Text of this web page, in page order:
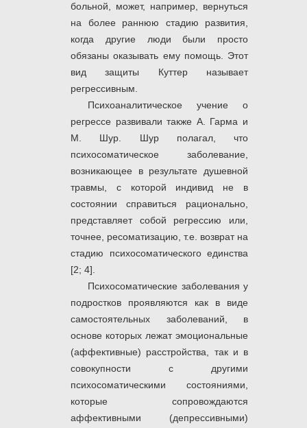
больной, может, например, вернуться
на более раннюю стадию развития,
когда другие люди были просто
обязаны оказывать ему помощь. Этот
вид защиты Куттер называет
регрессивным.
Психоаналитическое учение о
регрессе развивали также А. Гарма и
М. Шур. Шур полагал, что
психосоматическое заболевание,
возникающее в результате душевной
травмы, с которой индивид не в
состоянии справиться рационально,
представляет собой регрессию или,
точнее, ресоматизацию, т.е. возврат на
стадию психосоматического единства
[2; 4].
Психосоматические заболевания у
подростков проявляются как в виде
самостоятельных заболеваний, в
основе которых лежат эмоциональные
(аффективные) расстройства, так и в
совокупности с другими
психосоматическими состояниями,
которые сопровождаются
аффективными (депрессивными)